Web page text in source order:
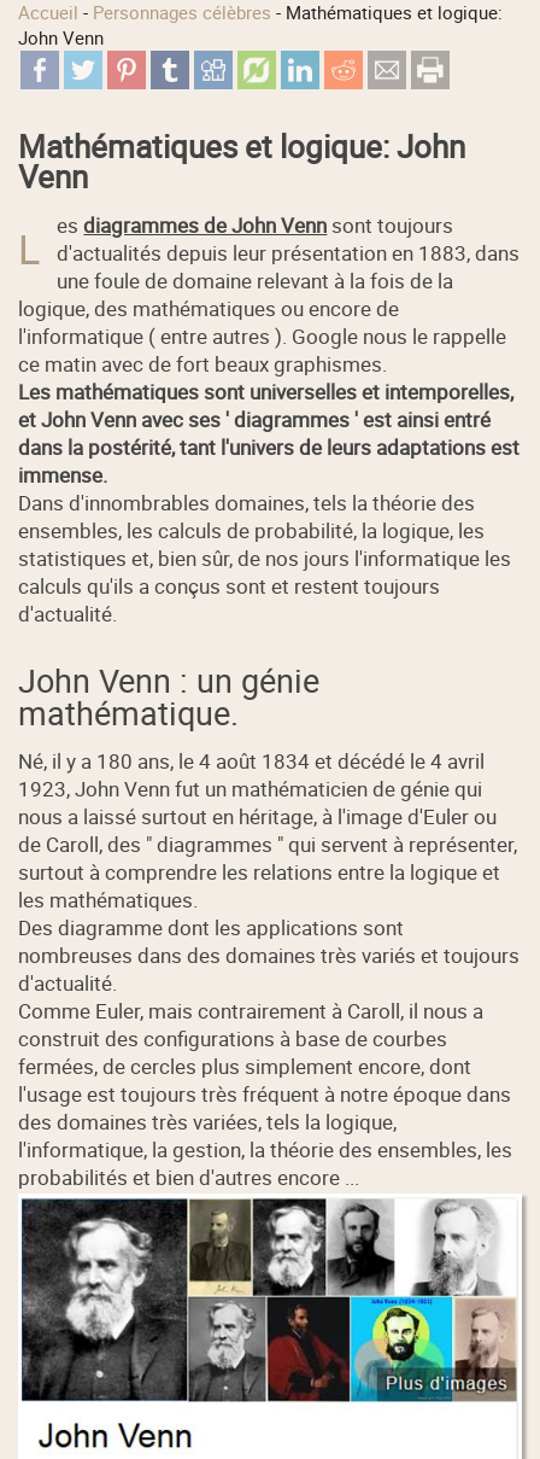
Accueil - Personnages célèbres - Mathématiques et logique:
John Venn
Mathématiques et logique: John
Venn
L esdiagrammes de John Venn sont toujours
d'actualités depuis leur présentation en 1883, dans
une foule de domaine relevant à la fois de la
logique, des mathématiques ou encore de
l'informatique ( entre autres ). Google nous le rappelle
ce matin avec de fort beaux graphismes.
Les mathématiques sont universelles et intemporelles,
et John Venn avec ses ' diagrammes ' est ainsi entré
dans la postérité, tant l'univers de leurs adaptations est
immense.
Dans d'innombrables domaines, tels la théorie des
ensembles, les calculs de probabilité, la logique, les
statistiques et, bien sûr, de nos jours l'informatique les
calculs qu'ils a conçus sont et restent toujours
d'actualité.
John Venn : un génie
mathématique.
Né, il y a 180 ans, le 4 août 1834 et décédé le 4 avril
1923, John Venn fut un mathématicien de génie qui
nous a laissé surtout en héritage, à l'image d'Euler ou
de Caroll, des " diagrammes " qui servent à représenter,
surtout à comprendre les relations entre la logique et
les mathématiques.
Des diagramme dont les applications sont
nombreuses dans des domaines très variés et toujours
d'actualité.
Comme Euler, mais contrairement à Caroll, il nous a
construit des configurations à base de courbes
fermées, de cercles plus simplement encore, dont
l'usage est toujours très fréquent à notre époque dans
des domaines très variées, tels la logique,
l'informatique, la gestion, la théorie des ensembles, les
probabilités et bien d'autres encore ...